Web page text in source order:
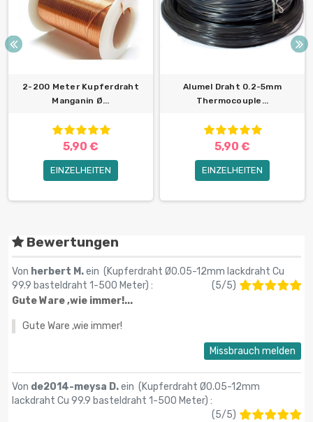
2-200 Meter Kupferdraht
Manganin Ø...
5,90 €
EINZELHEITEN
Alumel Draht 0.2-5mm
Thermocouple...
5,90 €
EINZELHEITEN
Bewertungen
Von herbert M.ein (Kupferdraht Ø0.05-12mm lackdraht Cu
99.9 basteldraht 1-500 Meter) : (5/5)
Gute Ware ,wie immer!...
Gute Ware ,wie immer!
Missbrauch melden
Von de2014-meysa D.ein (Kupferdraht Ø0.05-12mm
lackdraht Cu 99.9 basteldraht 1-500 Meter) :
(5/5)